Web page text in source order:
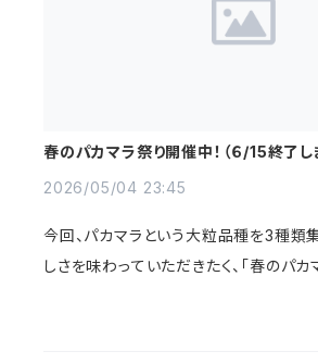
春のパカマラ祭り開催中！（６/15終了し
2026/05/04 23:45
今回、パカマラという大粒品種を3種類
しさを味わっていただきたく、「春のパカ